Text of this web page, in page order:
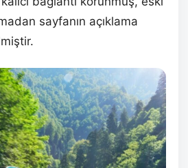
sayfanın açıklama